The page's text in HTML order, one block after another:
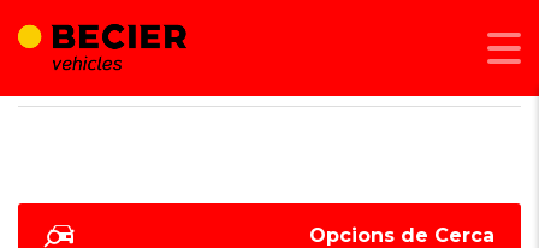
Opcions de Cerca